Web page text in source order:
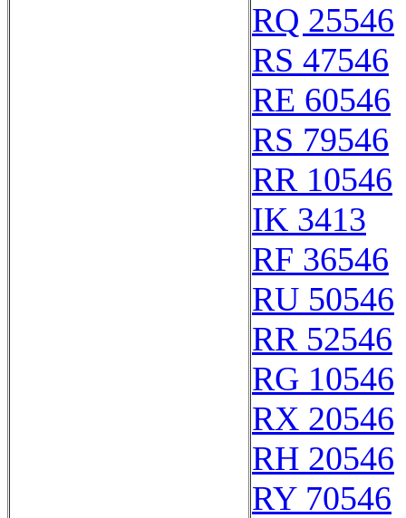
RQ 25546
RS 47546
RE 60546
RS 79546
RR 10546
IK 3413
RF 36546
RU 50546
RR 52546
RG 10546
RX 20546
RH 20546
RY 70546